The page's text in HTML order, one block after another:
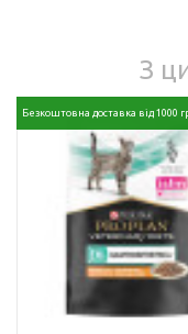
З
Безкоштовна доставка від 1000